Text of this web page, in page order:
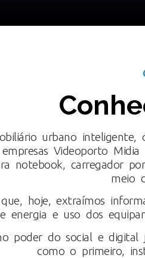
urbano
Videoporto
notebook, carregador
meio
hoje, extraímos
energia e uso dos
poder do social e digital
como o primeiro,